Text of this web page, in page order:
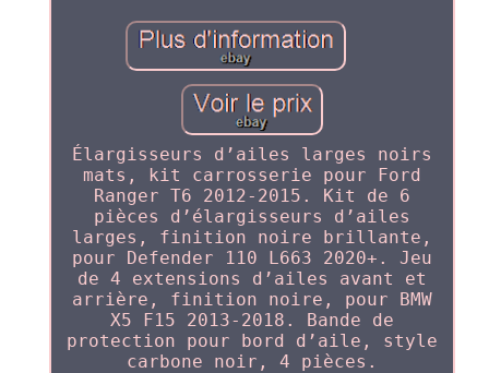
Élargisseurs d’ailes larges noirs
mats, kit carrosserie pour Ford
Ranger T6 2012-2015. Kit de 6
pièces d’élargisseurs d’ailes
larges, finition noire brillante,
pour Defender 110 L663 2020+. Jeu
de 4 extensions d’ailes avant et
arrière, finition noire, pour BMW
X5 F15 2013-2018. Bande de
protection pour bord d’aile, style
carbone noir, 4 pièces.